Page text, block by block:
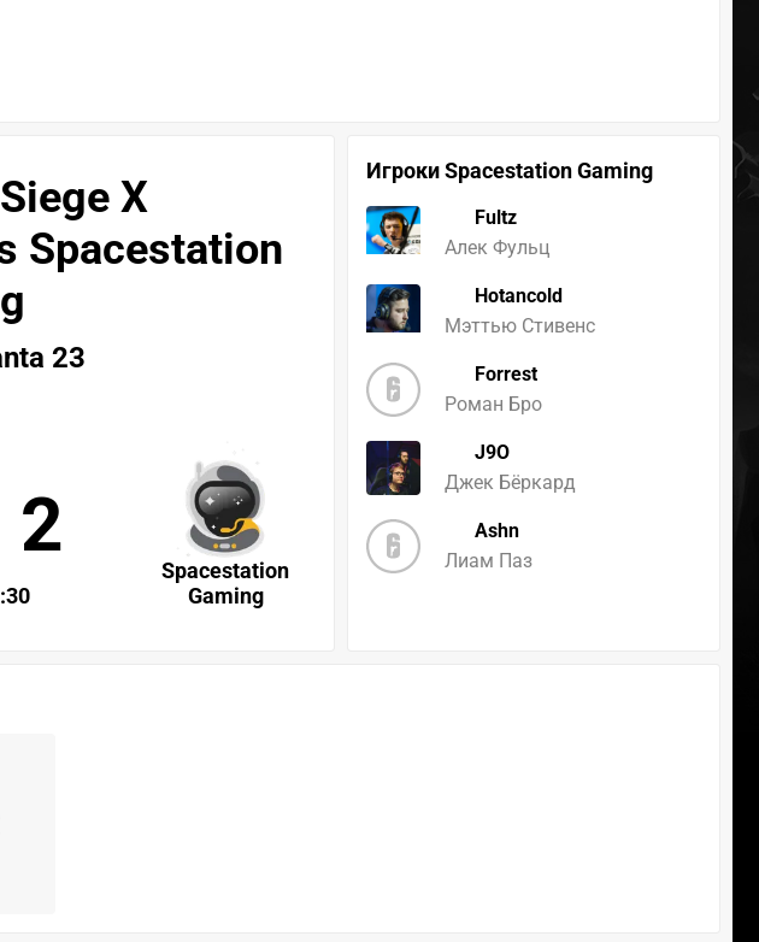
Игроки Spacestation Gaming
Fultz
Алек Фульц
Hotancold
Мэттью Стивенс
Forrest
Роман Бро
J9O
Джек Бёркард
Ashn
Лиам Паз
X
Spacestation
23
Spacestation
Gaming
2